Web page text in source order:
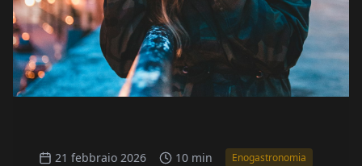
21 febbraio 2026 10 min Enogastronomia